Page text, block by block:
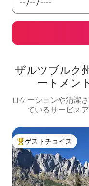
ザルツブルク
ートメン
ロケーションや清潔
ているサービス
大好評のゲストチョイ
ゲストチョイス